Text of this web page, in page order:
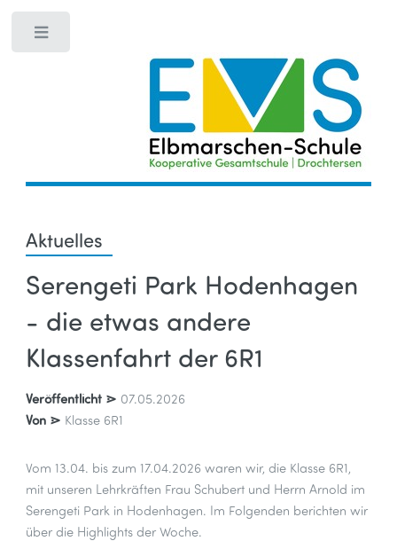
Aktuelles
Serengeti Park Hodenhagen
- die etwas andere
Klassenfahrt der 6R1
Veröffentlicht ⋗ 07.05.2026
Von ⋗ Klasse 6R1
Vom 13.04. bis zum 17.04.2026 waren wir, die Klasse 6R1,
mit unseren Lehrkräften Frau Schubert und Herrn Arnold im
Serengeti Park in Hodenhagen. Im Folgenden berichten wir
über die Highlights der Woche.